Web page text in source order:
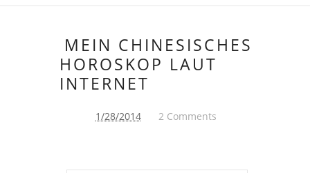
MEIN CHINESISCHES
HOROSKOP LAUT
INTERNET
1/28/2014 2 Comments